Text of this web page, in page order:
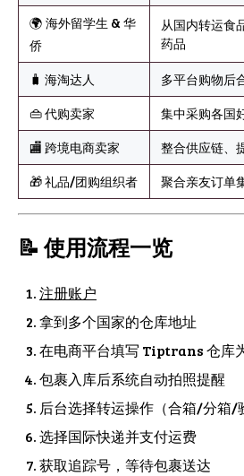
🌍 海外留学生 & 华
侨
从国内转运食
药品
🧳 海淘达人
多平台购物后
👜 代购卖家
集中采购各国
🏬 跨境电商卖家
整合供应链、
🎁 礼品/团购组织者
聚合亲友订单
📝 使用流程一览
注册账户
拿到多个国家的仓库地址
在电商平台填写 Tiptrans 仓库
包裹入库后系统自动拍照提醒
后台选择转运操作（合箱/分箱/
选择国际快递并支付运费
获取追踪号，等待包裹送达